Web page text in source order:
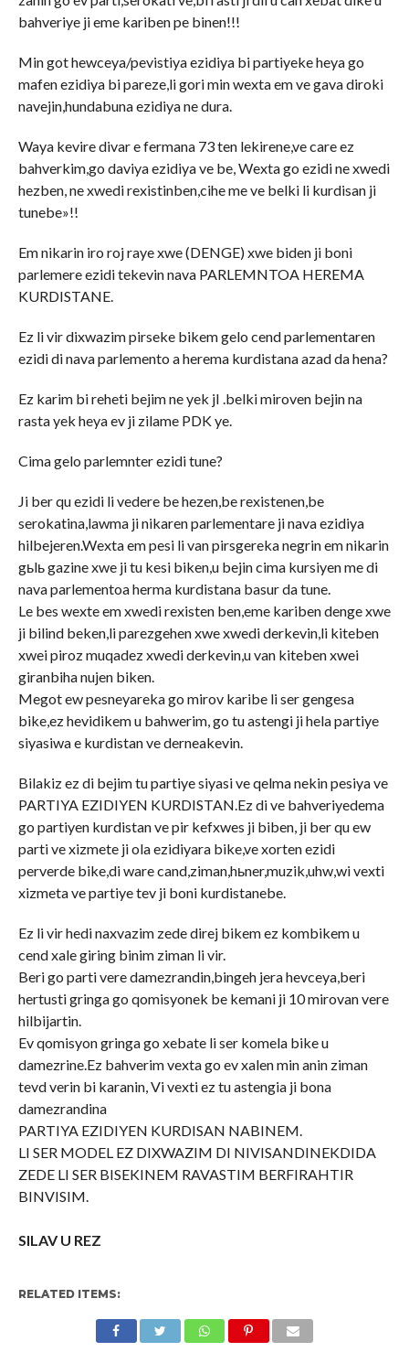
bahveriye ji eme kariben pe binen!!!
Min got hewceya/pevistiya ezidiya bi partiyeke heya go
mafen ezidiya bi pareze,li gori min wexta em ve gava diroki
navejin,hundabuna ezidiya ne dura.
Waya kevire divar e fermana 73 ten lekirene,ve care ez
bahverkim,go daviya ezidiya ve be, Wexta go ezidi ne xwedi
hezben, ne xwedi rexistinben,cihe me ve belki li kurdisan ji
tunebe»!!
Em nikarin iro roj raye xwe (DENGE) xwe biden ji boni
parlemere ezidi tekevin nava PARLEMNTOA HEREMA
KURDISTANE.
Ez li vir dixwazim pirseke bikem gelo cend parlementaren
ezidi di nava parlemento a herema kurdistana azad da hena?
Ez karim bi reheti bejim ne yek jI .belki miroven bejin na
rasta yek heya ev ji zilame PDK ye.
Cima gelo parlemnter ezidi tune?
Ji ber qu ezidi li vedere be hezen,be rexistenen,be
serokatina,lawma ji nikaren parlementare ji nava ezidiya
hilbejeren.Wexta em pesi li van pirsgereka negrin em nikarin
gьlь gazine xwe ji tu kesi biken,u bejin cima kursiyen me di
nava parlementoa herma kurdistana basur da tune.
Le bes wexte em xwedi rexisten ben,eme kariben denge xwe
ji bilind beken,li parezgehen xwe xwedi derkevin,li kiteben
xwei piroz muqadez xwedi derkevin,u van kiteben xwei
giranbiha nujen biken.
Megot ew pesneyareka go mirov karibe li ser gengesa
bike,ez hevidikem u bahwerim, go tu astengi ji hela partiye
siyasiwa e kurdistan ve derneakevin.
Bilakiz ez di bejim tu partiye siyasi ve qelma nekin pesiya ve
PARTIYA EZIDIYEN KURDISTAN.Ez di ve bahveriyedema
go partiyen kurdistan ve pir kefxwes ji biben, ji ber qu ew
parti ve xizmete ji ola ezidiyara bike,ve xorten ezidi
perverde bike,di ware cand,ziman,hьner,muzik,uhw,wi vexti
xizmeta ve partiye tev ji boni kurdistanebe.
Ez li vir hedi naxvazim zede direj bikem ez kombikem u
cend xale giring binim ziman li vir.
Beri go parti vere damezrandin,bingeh jera hevceya,beri
hertusti gringa go qomisyonek be kemani ji 10 mirovan vere
hilbijartin.
Ev qomisyon gringa go xebate li ser komela bike u
damezrine.Ez bahverim vexta go ev xalen min anin ziman
tevd verin bi karanin, Vi vexti ez tu astengia ji bona
damezrandina
PARTIYA EZIDIYEN KURDISAN NABINEM.
LI SER MODEL EZ DIXWAZIM DI NIVISANDINEKDIDA
ZEDE LI SER BISEKINEM RAVASTIM BERFIRAHTIR
BINVISIM.
SILAV U REZ
RELATED ITEMS: